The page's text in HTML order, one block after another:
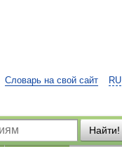
RU
Словарь на свой сайт
Найти!